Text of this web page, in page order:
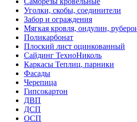
Уголки, скобы, соединители
Забор и ограждения
Мягкая кровля, ондулин,
Поликарбонат
Плоский лист оцинкованный
Сайдинг ТехноНиколь
Каркасы Теплиц, парники
Фасады
Черепица
Гипсокартон
ДВП
ДСП
ОСП